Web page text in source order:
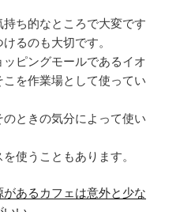
ち的なところで大変です
るのも大切です。
ピングモールであるイオ
を作業場として使ってい
ときの気分によって使い
使うこともあります。
あるカフェは意外と少な